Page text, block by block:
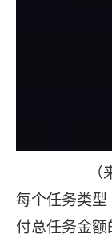
每个任务类
付总任务金